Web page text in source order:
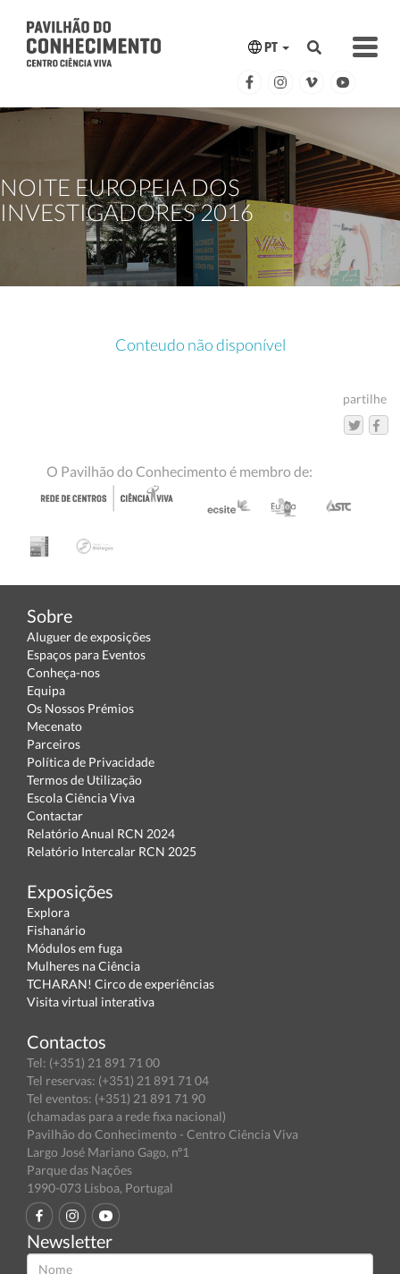
PT
NOITE EUROPEIA DOS
INVESTIGADORES 2016
Conteudo não disponível
partilhe
O Pavilhão do Conhecimento é membro de:
Sobre
Aluguer de exposições
Espaços para Eventos
Conheça-nos
Equipa
Os Nossos Prémios
Mecenato
Parceiros
Política de Privacidade
Termos de Utilização
Escola Ciência Viva
Contactar
Relatório Anual RCN 2024
Relatório Intercalar RCN 2025
Exposições
Explora
Fishanário
Módulos em fuga
Mulheres na Ciência
TCHARAN! Circo de experiências
Visita virtual interativa
Contactos
Tel: (+351) 21 891 71 00
Tel reservas: (+351) 21 891 71 04
Tel eventos: (+351) 21 891 71 90
(chamadas para a rede fixa nacional)
Pavilhão do Conhecimento - Centro Ciência Viva
Largo José Mariano Gago, nº1
Parque das Nações
1990-073 Lisboa, Portugal
Newsletter